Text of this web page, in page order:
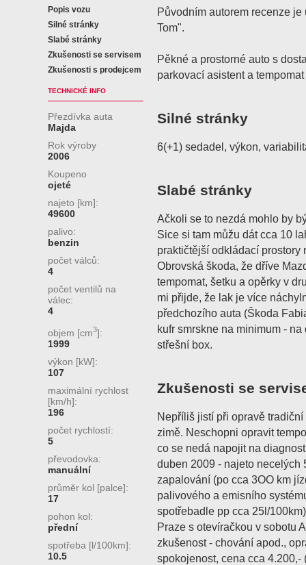
Popis vozu
Silné stránky
Slabé stránky
Zkušenosti se servisem
Zkušenosti s prodejcem
TECHNICKÉ INFO
Přezdívka auta
Majda
Rok výroby
2006
Koupeno
ojeté
najeto [km]:
49600
palivo:
benzin
počet válců:
4
počet ventilů na
válec:
4
objem [cm3]:
1999
výkon [kW]:
107
maximální rychlost
[km/h]:
196
počet rychlostí:
5
převodovka:
manuální
průměr kol [palce]:
17
pohon kol:
přední
spotřeba [l/100km]:
10.5
Původním autorem recenze
Tom".
Pěkné a prostorné auto s
parkovací asistent a
Silné stránky
6(+1) sedadel, výkon,
Slabé stránky
Ačkoli se to nezdá mohlo by
Sice si tam můžu dát cca 10
praktičtější odkládací prostory
Obrovská škoda, že dříve
tempomat, šetku a opěrky v
mi přijde, že lak je více
předchozího auta (Škoda
kufr smrskne na minimum -
střešní box.
Zkušenosti se
Nepříliš jistí při opravě
zimě. Neschopni opravit
co se nedá napojit na
duben 2009 - najeto necelých
zapalování (po cca 3OO km
palivového a emisního
spotřebadle pp cca 25l/
Praze s otevíračkou v sobotu
zkušenost - chování apod.,
spokojenost, cena cca